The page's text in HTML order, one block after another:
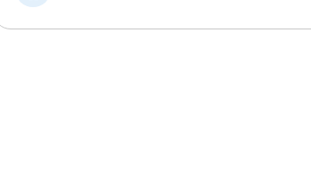
el hotel hasta que encuentres nueva casa o B) te hará